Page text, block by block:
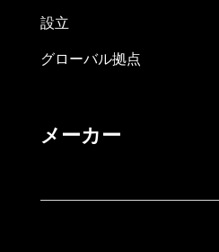
設立
グローバル拠点
メーカー